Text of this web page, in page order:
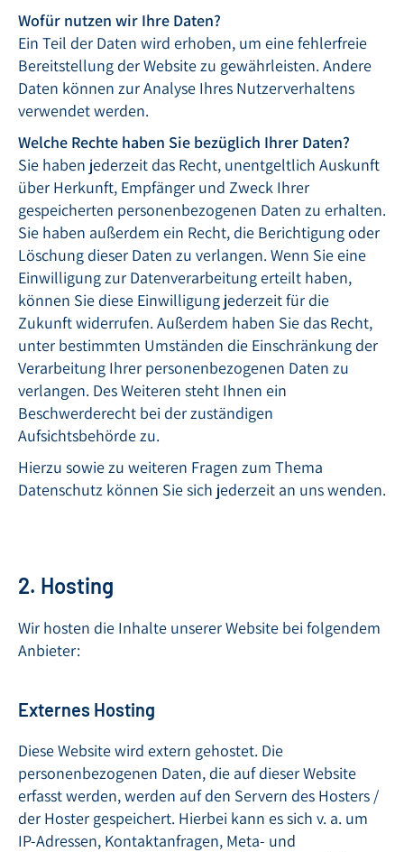
Wofür nutzen wir Ihre Daten?
Ein Teil der Daten wird erhoben, um eine fehlerfreie
Bereitstellung der Website zu gewährleisten. Andere
Daten können zur Analyse Ihres Nutzerverhaltens
verwendet werden.
Welche Rechte haben Sie bezüglich Ihrer Daten?
Sie haben jederzeit das Recht, unentgeltlich Auskunft
über Herkunft, Empfänger und Zweck Ihrer
gespeicherten personenbezogenen Daten zu erhalten.
Sie haben außerdem ein Recht, die Berichtigung oder
Löschung dieser Daten zu verlangen. Wenn Sie eine
Einwilligung zur Datenverarbeitung erteilt haben,
können Sie diese Einwilligung jederzeit für die
Zukunft widerrufen. Außerdem haben Sie das Recht,
unter bestimmten Umständen die Einschränkung der
Verarbeitung Ihrer personenbezogenen Daten zu
verlangen. Des Weiteren steht Ihnen ein
Beschwerderecht bei der zuständigen
Aufsichtsbehörde zu.
Hierzu sowie zu weiteren Fragen zum Thema
Datenschutz können Sie sich jederzeit an uns wenden.
2. Hosting
Wir hosten die Inhalte unserer Website bei folgendem
Anbieter:
Externes Hosting
Diese Website wird extern gehostet. Die
personenbezogenen Daten, die auf dieser Website
erfasst werden, werden auf den Servern des Hosters /
der Hoster gespeichert. Hierbei kann es sich v. a. um
IP-Adressen, Kontaktanfragen, Meta- und